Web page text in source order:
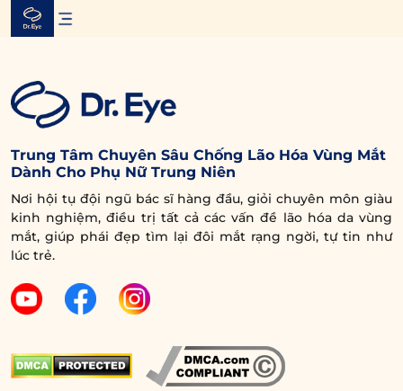
Skip
Trung Tâm Chuyên Sâu Chống Lão Hóa Vùng Mắt
Dành Cho Phụ Nữ Trung Niên
Nơi hội tụ đội ngũ bác sĩ hàng đầu, giỏi chuyên môn giàu
kinh nghiệm, điều trị tất cả các vấn đề lão hóa da vùng
mắt, giúp phái đẹp tìm lại đôi mắt rạng ngời, tự tin như
lúc trẻ.